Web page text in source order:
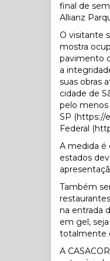
final de
Allianz
O visitante
mostra
pavimento
a
suas obras
cidade de
pelo menos
SP (https://
Federal (
A medida é
estados
Também
na entrada
em gel,
totalmente
A